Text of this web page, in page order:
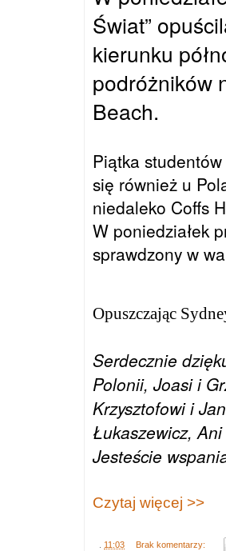
Świat”
kierunku
podróżników
Beach.
Piątka
się również u
niedaleko Coffs
W poniedziałek
sprawdzony w
Opuszczając
Serdecznie
Polonii, Joasi i
Krzysztofowi i
Łukaszewicz,
Jesteście
Czytaj więcej >>
11:03 Brak komentarzy: